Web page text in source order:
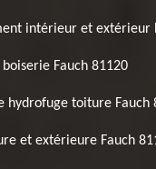
intérieur et extérieur
Fauch 81120
hydrofuge toiture Fauch
et extérieure Fauch